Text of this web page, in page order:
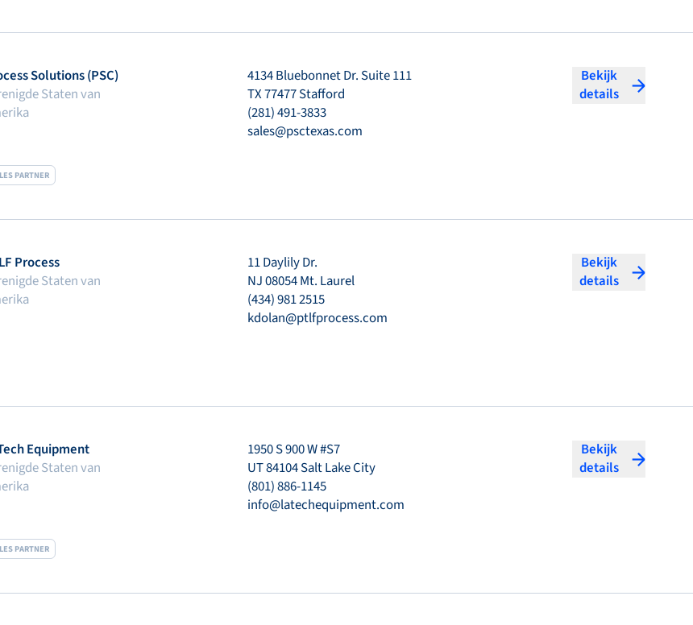
PARTNER
Solutions (PSC)
Staten van
4134 Bluebonnet Dr. Suite 111
TX 77477 Stafford
(281) 491-3833
sales@psctexas.com
Bekijk
details
Process
Staten van
11 Daylily Dr.
NJ 08054 Mt. Laurel
(434) 981 2515
kdolan@ptlfprocess.com
Bekijk
details
PARTNER
Equipment
Staten van
1950 S 900 W #S7
UT 84104 Salt Lake City
(801) 886-1145
info@latechequipment.com
Bekijk
details